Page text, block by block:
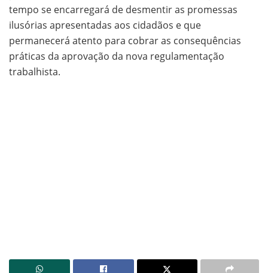
tempo se encarregará de desmentir as promessas
ilusórias apresentadas aos cidadãos e que
permanecerá atento para cobrar as consequências
práticas da aprovação da nova regulamentação
trabalhista.